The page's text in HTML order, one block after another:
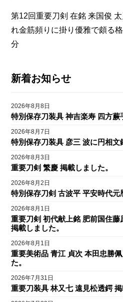
第12回重要刀剣 在銘 来国俊
れ金筋頻りに掛り優雅で頗る
分
新着お知らせ
2026年8月8日
特別保存刀装具 神吉楽寿 四方蕨
2026年8月7日
特別保存刀装具 彦三 波に円相文
2026年8月3日
重要刀剣 繁慶 掲載しました。
2026年8月2日
特別保存刀剣 古波平 平安時代元
2026年8月1日
重要刀剣 初代献上銘 肥前国住藤
掲載しました。
2026年8月1日
重要美術品 青江 貞次 本田忠勝
た。
2026年7月31日
重要刀装具 林又七 遠見松透鍔